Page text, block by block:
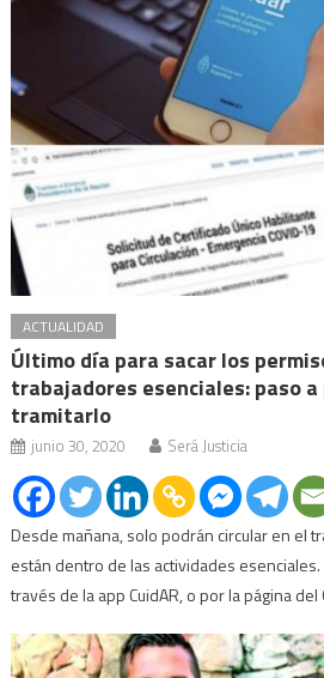
ACTUALIDAD
Último día para sacar los
trabajadores esenciales: paso a
tramitarlo
junio 30, 2020 Será Justicia
Desde mañana, solo podrán circular en el
están dentro de las actividades
través de la app CuidAR, o por la página